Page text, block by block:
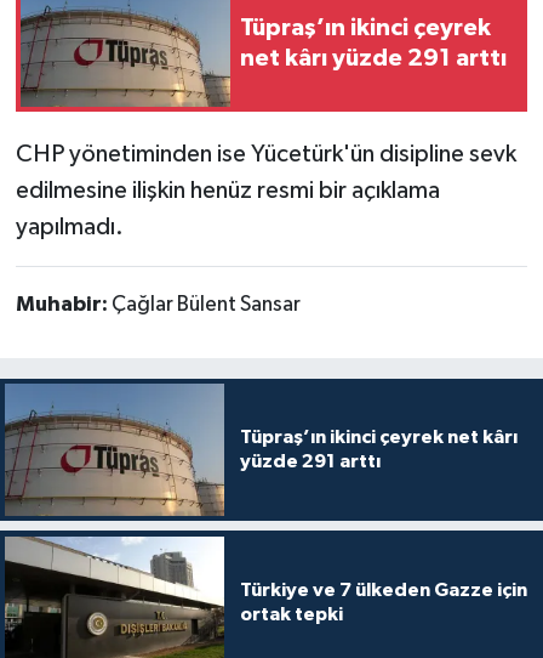
Tüpraş’ın ikinci çeyrek
net kârı yüzde 291 arttı
CHP yönetiminden ise Yücetürk'ün disipline sevk
edilmesine ilişkin henüz resmi bir açıklama
yapılmadı.
Muhabir: Çağlar Bülent Sansar
Tüpraş’ın ikinci çeyrek net kârı
yüzde 291 arttı
Türkiye ve 7 ülkeden Gazze için
ortak tepki